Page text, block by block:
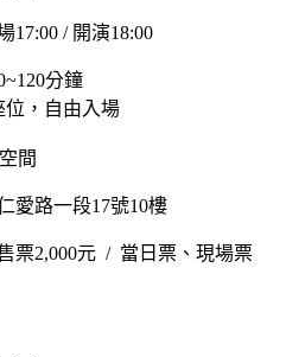
17:00 / 開演18:00
分鐘
位，自由入場
間
愛路一段17號10樓
票2,000元 / 當日票、現場票